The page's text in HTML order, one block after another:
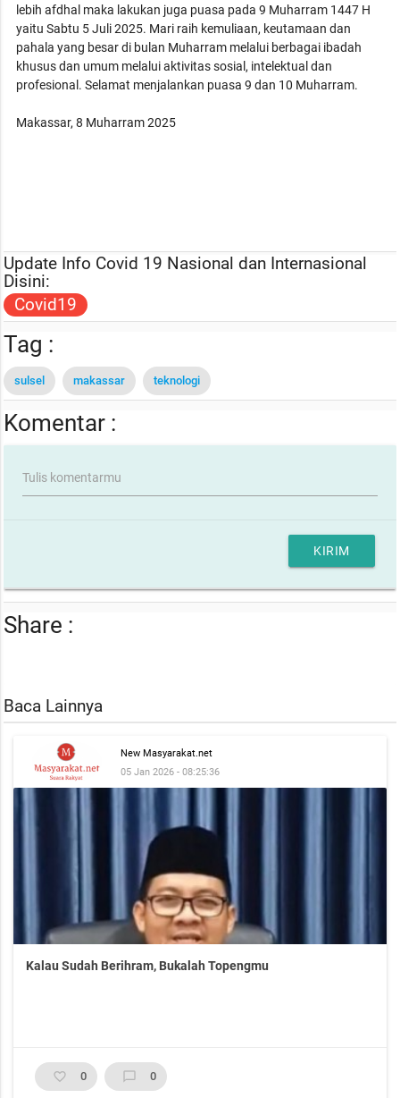
lebih afdhal maka lakukan juga puasa pada 9 Muharram 1447 H
yaitu Sabtu 5 Juli 2025. Mari raih kemuliaan, keutamaan dan
pahala yang besar di bulan Muharram melalui berbagai ibadah
khusus dan umum melalui aktivitas sosial, intelektual dan
profesional. Selamat menjalankan puasa 9 dan 10 Muharram.
Makassar, 8 Muharram 2025
Update Info Covid 19 Nasional dan Internasional
Disini:
Covid19
Tag :
sulsel makassar teknologi
Komentar :
Tulis komentarmu
KIRIM
Share :
Baca Lainnya
New Masyarakat.net
05 Jan 2026 - 08:25:36
Kalau Sudah Berihram, Bukalah Topengmu
favorite_border 0 chat_bubble_outline 0